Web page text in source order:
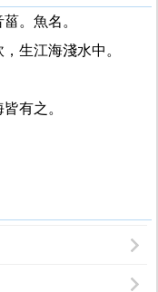
。魚名。
生江海淺水中。
有之。